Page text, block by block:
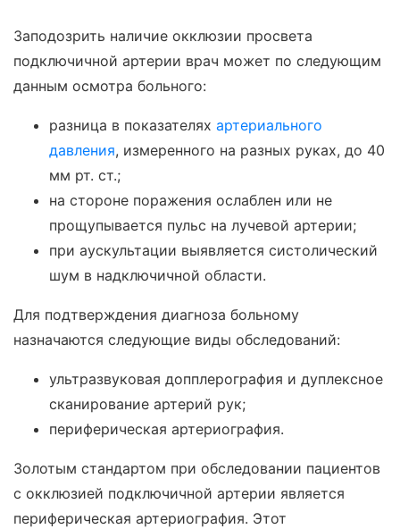
Заподозрить наличие окклюзии просвета
подключичной артерии врач может по следующим
данным осмотра больного:
разница в показателях артериального
давления, измеренного на разных руках, до 40
мм рт. ст.;
на стороне поражения ослаблен или не
прощупывается пульс на лучевой артерии;
при аускультации выявляется систолический
шум в надключичной области.
Для подтверждения диагноза больному
назначаются следующие виды обследований:
ультразвуковая допплерография и дуплексное
сканирование артерий рук;
периферическая артериография.
Золотым стандартом при обследовании пациентов
с окклюзией подключичной артерии является
периферическая артериография. Этот